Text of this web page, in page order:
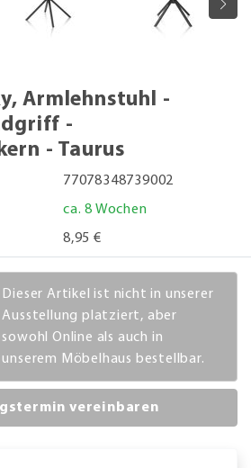
Armlehnstuhl -
-
- Taurus
77078348739002
ca. 8 Wochen
8,95 €
Dieser Artikel ist nicht in unserer
Ausstellung platziert, aber
sowohl Online als auch in
unserem Möbelhaus bestellbar.
vereinbaren